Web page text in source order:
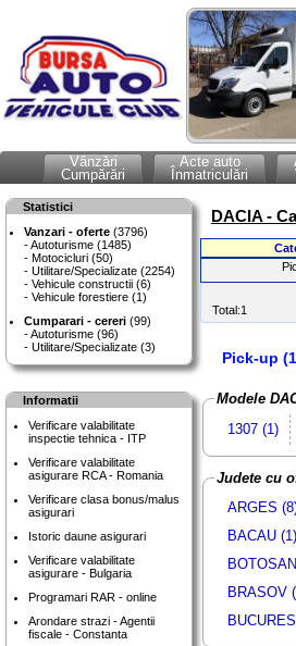
Vânzări
Cumpărări
Acte auto
Înmatriculări
Statistici
Vanzari - oferte (3796)
Autoturisme (1485)
Motocicluri (50)
Utilitare/Specializate (2254)
Vehicule constructii (6)
Vehicule forestiere (1)
Cumparari - cereri (99)
Autoturisme (96)
Utilitare/Specializate (3)
Informatii
Verificare valabilitate
inspectie tehnica - ITP
Verificare valabilitate
asigurare RCA - Romania
Verificare clasa bonus/malus
asigurari
Istoric daune asigurari
Verificare valabilitate
asigurare - Bulgaria
Programari RAR - online
Arondare strazi - Agentii
fiscale - Constanta
DACIA -
Total:1
Pick-up
Modele
1307 (1)
Judete cu
ARGES
BACAU (1)
BRASOV